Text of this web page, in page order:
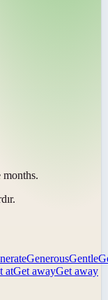
GenerousGentle
atGet awayGet away